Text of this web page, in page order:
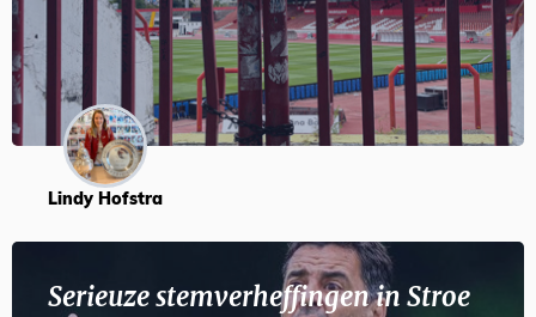
Lindy Hofstra
Serieuze stemverheffingen in Stroe